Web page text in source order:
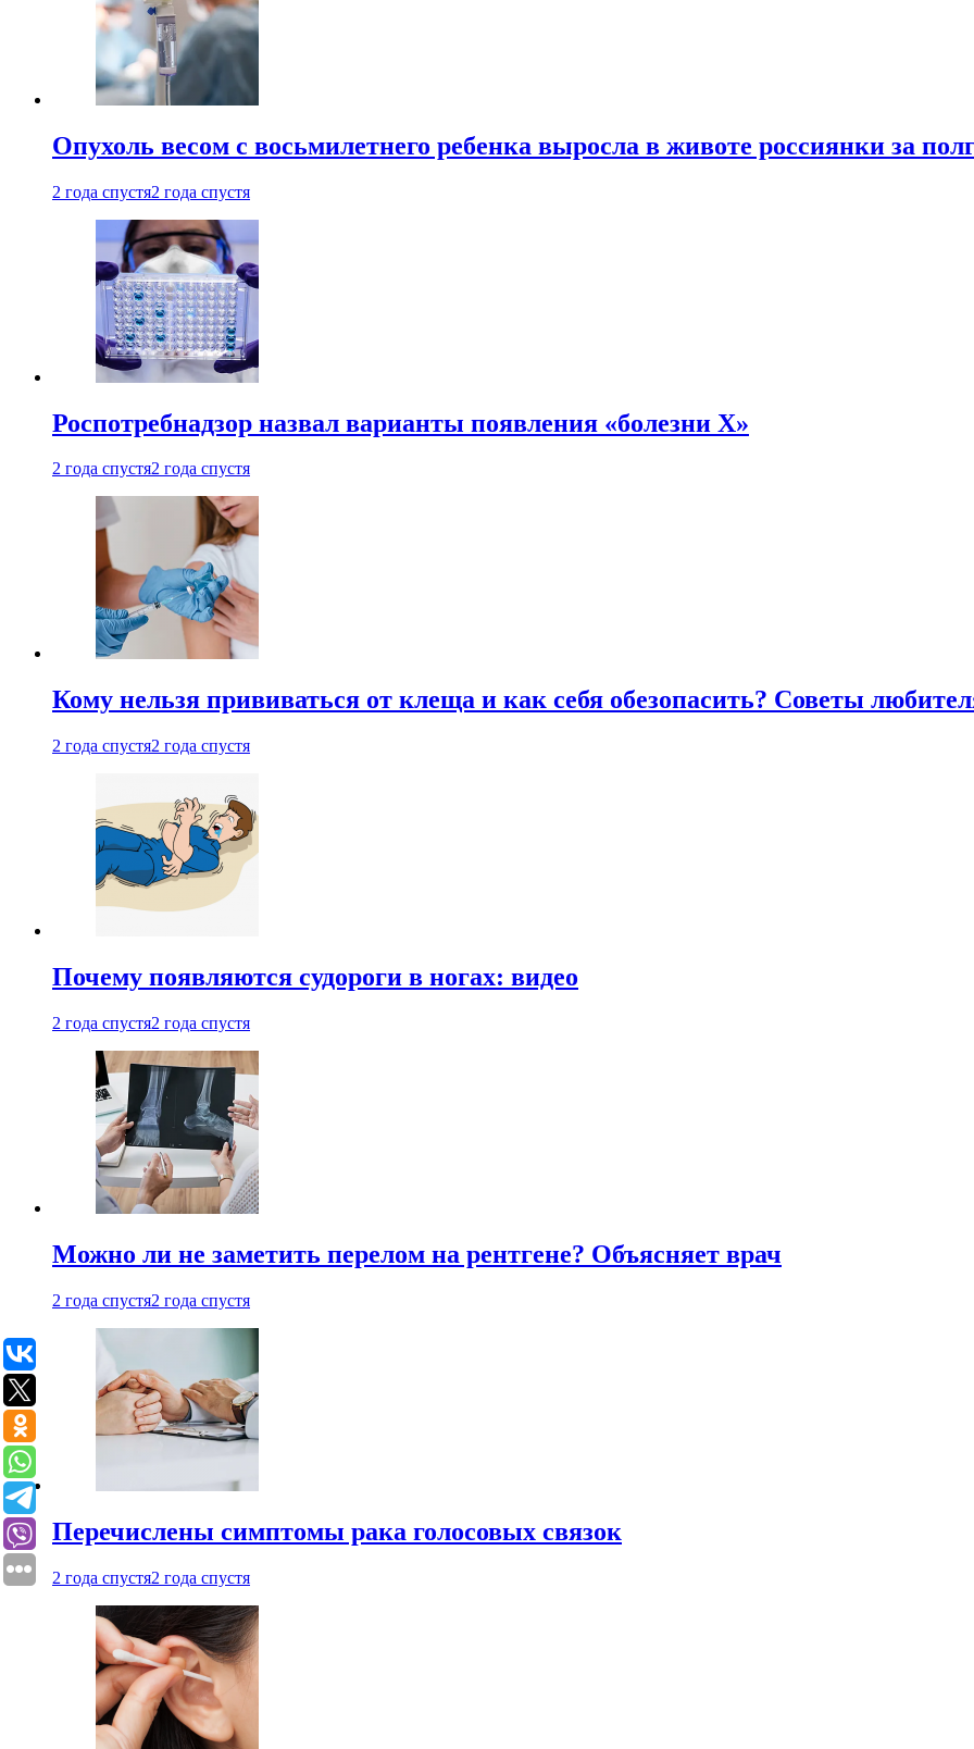
Опухоль весом с восьмилетнего ребенка выросла в животе россиянки за
2 года спустя2 года спустя
Роспотребнадзор назвал варианты появления «болезни Х»
2 года спустя2 года спустя
Кому нельзя прививаться от клеща и как себя обезопасить? Советы
2 года спустя2 года спустя
Почему появляются судороги в ногах: видео
2 года спустя2 года спустя
Можно ли не заметить перелом на рентгене? Объясняет врач
2 года спустя2 года спустя
Перечислены симптомы рака голосовых связок
2 года спустя2 года спустя